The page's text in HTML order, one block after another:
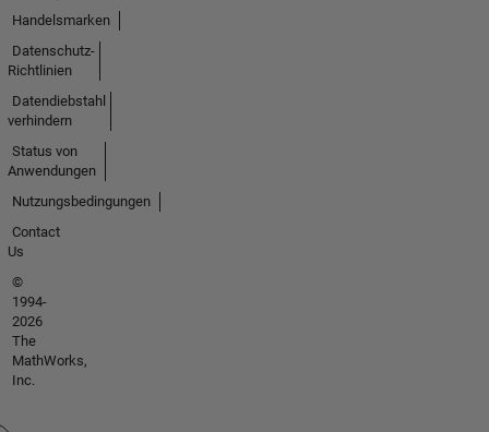
Handelsmarken
Datenschutz-
Richtlinien
Datendiebstahl
verhindern
Status von
Anwendungen
Nutzungsbedingungen
Contact
Us
©
1994-
2026
The
MathWorks,
Inc.